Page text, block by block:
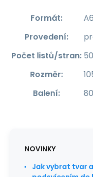
Formát:
A6
Provedení:
Počet listů/stran:
Rozměr:
Balení:
NOVINKY
Jak vybrat tvar